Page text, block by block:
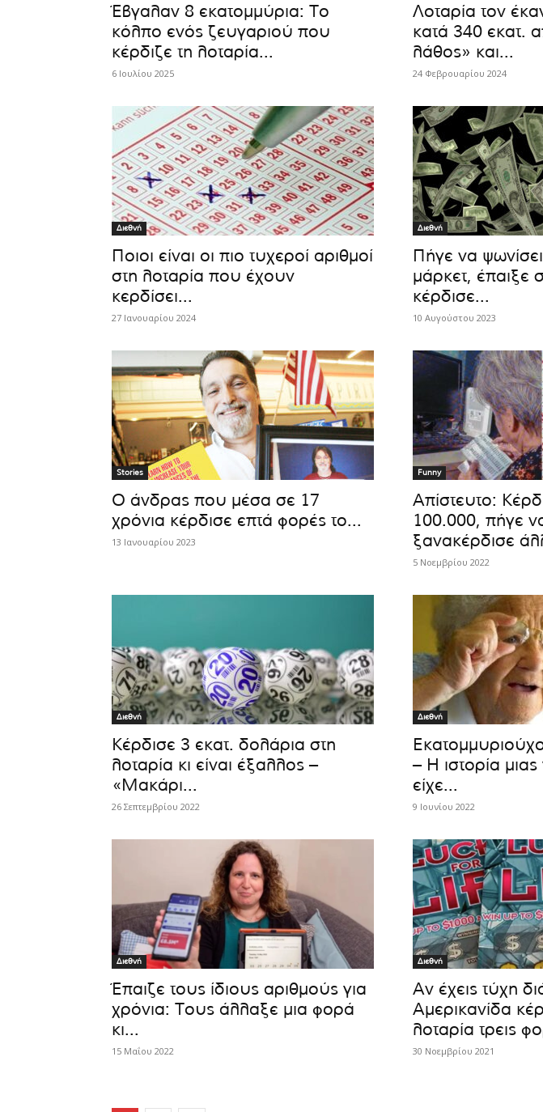
Έβγαλαν 8 εκατομμύρια: Το
κόλπο ενός ζευγαριού που
κέρδιζε τη λοταρία...
6 Ιουλίου 2025
Λοταρία τον
κατά 340 εκατ.
λάθος» και...
24 Φεβρουαρίου 2024
Διεθνή
Ποιοι είναι οι πιο τυχεροί αριθμοί
στη λοταρία που έχουν
κερδίσει...
27 Ιανουαρίου 2024
Διεθνή
Πήγε να
μάρκετ, έπαιξε
κέρδισε...
10 Αυγούστου 2023
Stories
Ο άνδρας που μέσα σε 17
χρόνια κέρδισε επτά φορές το...
13 Ιανουαρίου 2023
Funny
Απίστευτο:
100.000, πήγε
ξανακέρδισε
5 Νοεμβρίου 2022
Διεθνή
Κέρδισε 3 εκατ. δολάρια στη
λοταρία κι είναι έξαλλος –
«Μακάρι...
26 Σεπτεμβρίου 2022
Διεθνή
– Η ιστορία
είχε...
9 Ιουνίου 2022
Διεθνή
Έπαιζε τους ίδιους αριθμούς για
χρόνια: Τους άλλαξε μια φορά
κι...
15 Μαΐου 2022
Διεθνή
Αν έχεις τύχη
Αμερικανίδα
λοταρία τρεις
30 Νοεμβρίου 2021